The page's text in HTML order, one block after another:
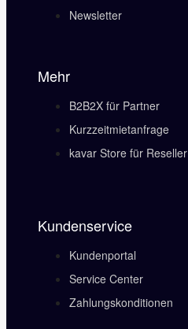
Newsletter
Mehr
B2B2X für Partner
Kurzzeitmietanfrage
kavar Store für Reseller
Kundenservice
Kundenportal
Service Center
Zahlungskonditionen